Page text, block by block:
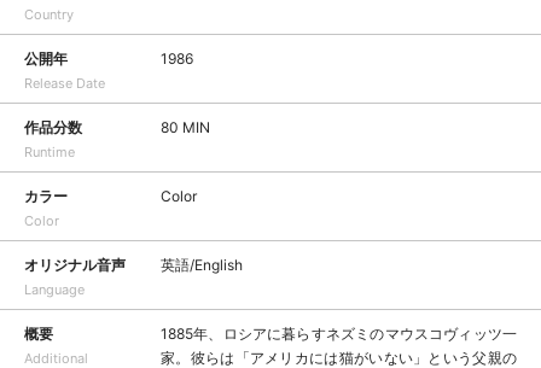
Country
公開年
Release Date
1986
作品分数
Runtime
80 MIN
カラー
Color
Color
オリジナル音声
Language
英語/English
概要
Additional
1885年、ロシアに暮らすネズミのマウスコヴィッツ一
家。彼らは「アメリカには猫がいない」という父親の